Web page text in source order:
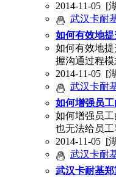
2014-11-05 [
武汉卡耐
如何有效地提
如何有效地
握沟通过程
2014-11-05 [
武汉卡耐
如何增强员
如何增强员
也无法给员
2014-11-05 [
武汉卡耐
武汉卡耐基郑